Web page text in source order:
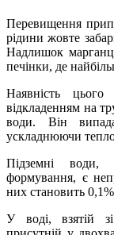
Перевищення
рідини жовте
Надлишок
печінки, де
Наявність
відкладенням на
води. Він
ускладнюючи
Підземні води,
формування, є
них становить
У воді, взятій